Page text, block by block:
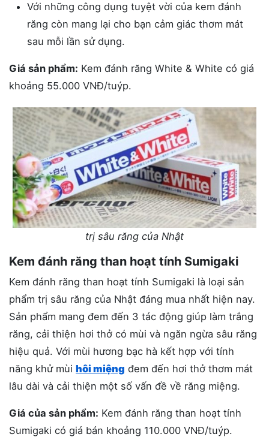
Với những công dụng tuyệt vời của kem đánh
răng còn mang lại cho bạn cảm giác thơm mát
sau mỗi lần sử dụng.
Giá sản phẩm: Kem đánh răng White & White có giá
khoảng 55.000 VNĐ/tuýp.
trị sâu răng của Nhật
Kem đánh răng than hoạt tính Sumigaki
Kem đánh răng than hoạt tính Sumigaki là loại sản
phẩm trị sâu răng của Nhật đáng mua nhất hiện nay.
Sản phẩm mang đem đến 3 tác động giúp làm trắng
răng, cải thiện hơi thở có mùi và ngăn ngừa sâu răng
hiệu quả. Với mùi hương bạc hà kết hợp với tính
năng khử mùi hôi miệng đem đến hơi thở thơm mát
lâu dài và cải thiện một số vấn đề về răng miệng.
Giá của sản phẩm: Kem đánh răng than hoạt tính
Sumigaki có giá bán khoảng 110.000 VNĐ/tuýp.